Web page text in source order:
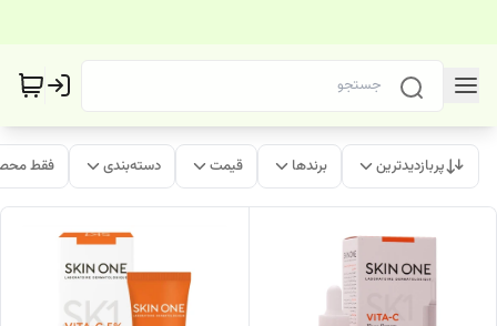
پربازدیدترین برندها قیمت دسته‌بندی فقط